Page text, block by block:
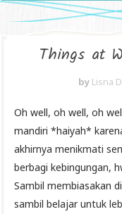
Things at
by Lisna
Oh well, oh well, oh
mandiri *haiyah*
akhirnya menikmati
berbagi kebingungan,
Sambil membiasakan
sambil belajar untuk